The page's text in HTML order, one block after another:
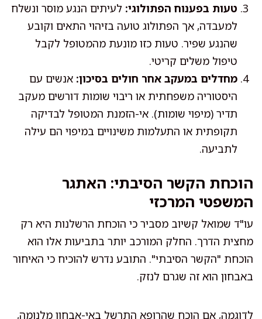
טעות בפענוח הפתולוגי: לעיתים הנגע מוסר ונשלח
למעבדה, אך הפתולוג טועה בזיהוי התאים וקובע
שהנגע שפיר. טעות כזו מונעת מהמטופל לקבל
טיפול משלים קריטי.
מחדלים במעקב אחר חולים בסיכון: אנשים עם
היסטוריה משפחתית או ריבוי שומות דורשים מעקב
תדיר (מיפוי שומות). אי-הזמנת המטופל לבדיקה
תקופתית או התעלמות משינויים במיפוי הם עילה
לתביעה.
הוכחת הקשר הסיבתי: האתגר
המשפטי המרכזי
עו"ד שמואל קשיוב מסביר כי הוכחת הרשלנות היא רק
מחצית הדרך. החלק המורכב יותר בתביעות אלו הוא
הוכחת "הקשר הסיבתי". התובע נדרש להוכיח כי האיחור
באבחון הוא זה שגרם לנזק.
לדוגמה, אם הוכח שהרופא התרשל באי-אבחון מלנומה,